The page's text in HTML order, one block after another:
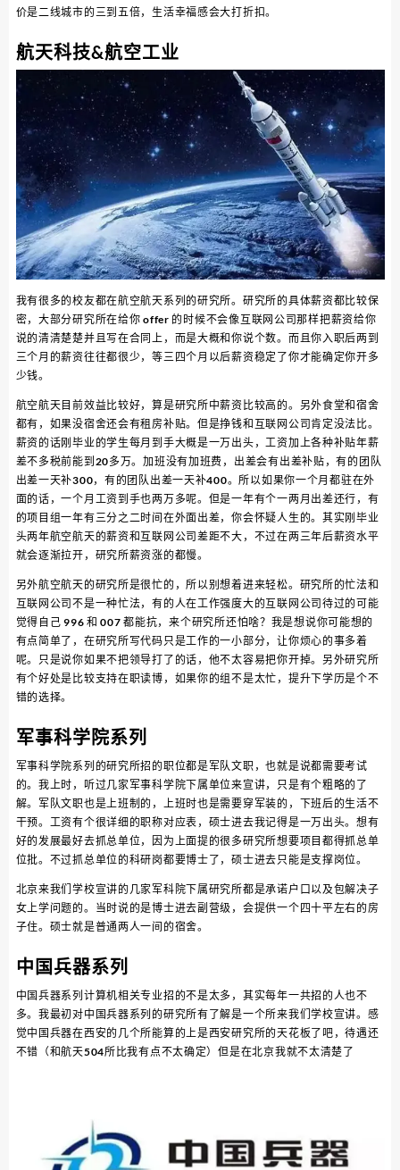
价是二线城市的三到五倍，生活幸福感会大打折扣。
航天科技&航空工业
我有很多的校友都在航空航天系列的研究所。研究所的具体薪资都比较保
密，大部分研究所在给你 offer 的时候不会像互联网公司那样把薪资给你
说的清清楚楚并且写在合同上，而是大概和你说个数。而且你入职后两到
三个月的薪资往往都很少，等三四个月以后薪资稳定了你才能确定你开多
少钱。
航空航天目前效益比较好，算是研究所中薪资比较高的。另外食堂和宿舍
都有，如果没宿舍还会有租房补贴。但是挣钱和互联网公司肯定没法比。
薪资的话刚毕业的学生每月到手大概是一万出头，工资加上各种补贴年薪
差不多税前能到20多万。加班没有加班费，出差会有出差补贴，有的团队
出差一天补300，有的团队出差一天补400。所以如果你一个月都驻在外
面的话，一个月工资到手也两万多呢。但是一年有个一两月出差还行，有
的项目组一年有三分之二时间在外面出差，你会怀疑人生的。其实刚毕业
头两年航空航天的薪资和互联网公司差距不大，不过在两三年后薪资水平
就会逐渐拉开，研究所薪资涨的都慢。
另外航空航天的研究所是很忙的，所以别想着进来轻松。研究所的忙法和
互联网公司不是一种忙法，有的人在工作强度大的互联网公司待过的可能
觉得自己 996 和 007 都能抗，来个研究所还怕啥？我是想说你可能想的
有点简单了，在研究所写代码只是工作的一小部分，让你烦心的事多着
呢。只是说你如果不把领导打了的话，他不太容易把你开掉。另外研究所
有个好处是比较支持在职读博，如果你的组不是太忙，提升下学历是个不
错的选择。
军事科学院系列
军事科学院系列的研究所招的职位都是军队文职，也就是说都需要考试
的。我上时，听过几家军事科学院下属单位来宣讲，只是有个粗略的了
解。军队文职也是上班制的，上班时也是需要穿军装的，下班后的生活不
干预。工资有个很详细的职称对应表，硕士进去我记得是一万出头。想有
好的发展最好去抓总单位，因为上面提的很多研究所想要项目都得抓总单
位批。不过抓总单位的科研岗都要博士了，硕士进去只能是支撑岗位。
北京来我们学校宣讲的几家军科院下属研究所都是承诺户口以及包解决子
女上学问题的。当时说的是博士进去副营级，会提供一个四十平左右的房
子住。硕士就是普通两人一间的宿舍。
中国兵器系列
中国兵器系列计算机相关专业招的不是太多，其实每年一共招的人也不
多。我最初对中国兵器系列的研究所有了解是一个所来我们学校宣讲。感
觉中国兵器在西安的几个所能算的上是西安研究所的天花板了吧，待遇还
不错（和航天504所比我有点不太确定）但是在北京我就不太清楚了